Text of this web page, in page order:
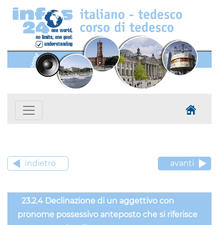
indietro avanti
23.2.4 Declinazione di un aggettivo con
pronome possessivo anteposto che si riferisce